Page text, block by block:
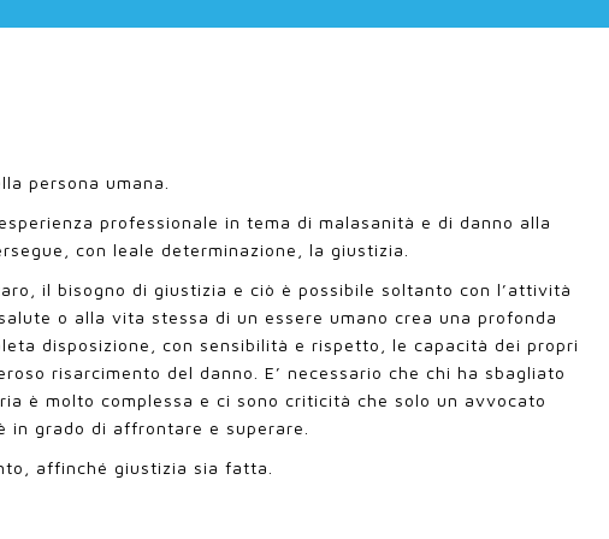
persona umana.
professionale in tema di malasanità e di danno alla
con leale determinazione, la giustizia.
il bisogno di giustizia e ciò è possibile soltanto con l’attività
o alla vita stessa di un essere umano crea una profonda
disposizione, con sensibilità e rispetto, le capacità dei propri
risarcimento del danno. E’ necessario che chi ha sbagliato
è molto complessa e ci sono criticità che solo un avvocato
grado di affrontare e superare.
affinché giustizia sia fatta.